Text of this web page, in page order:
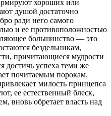
хороших или
душой достаточно
ради него самого
и ее противоположностью
большинство — это
бездельникам,
причитающиеся мудрости
достичь успеха теми же
почитаемым порокам.
милость принцепса
ее естественный блеск,
вновь обретает власть над